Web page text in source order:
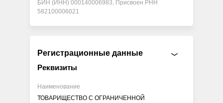
БИН (ИНН) 000140006983, Присвоен РНН
582100006021
Регистрационные данные
Реквизиты
Наименование
ТОВАРИЩЕСТВО С ОГРАНИЧЕННОЙ